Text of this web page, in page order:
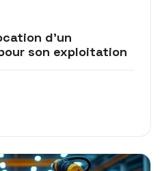
d’un
son exploitation